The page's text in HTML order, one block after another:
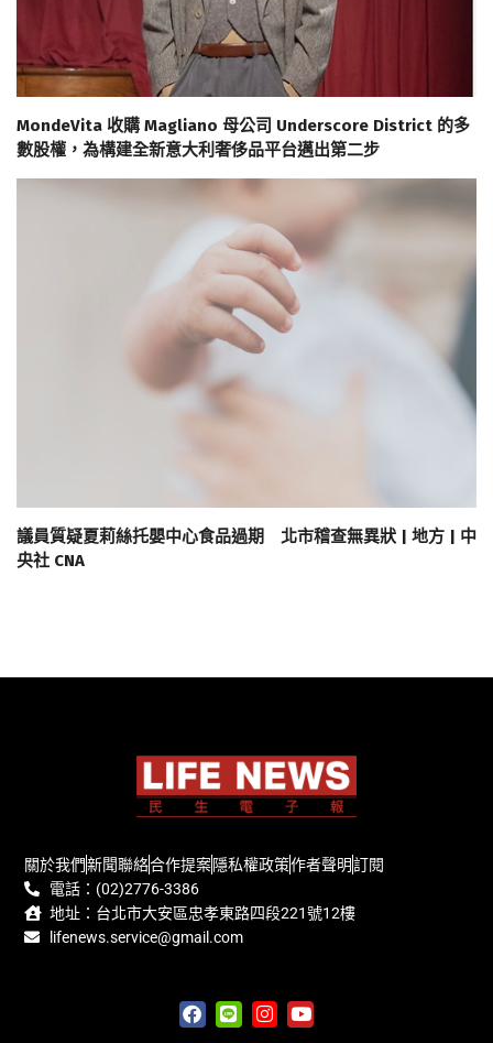
MondeVita 收購 Magliano 母公司 Underscore District 的多
數股權，為構建全新意大利奢侈品平台邁出第二步
議員質疑夏莉絲托嬰中心食品過期 北市稽查無異狀 | 地方 | 中
央社 CNA
關於我們新聞聯絡合作提案隱私權政策作者聲明訂閱
電話：(02)2776-3386
地址：台北市大安區忠孝東路四段221號12樓
lifenews.service@gmail.com